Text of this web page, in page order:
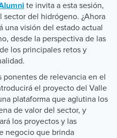
te invita a esta sesión,
del hidrógeno. ¿Ahora
una visión del estado actual
desde la perspectiva de las
los principales retos y
ponentes de relevancia en el
el proyecto del Valle
plataforma que aglutina los
de valor del sector, y
los proyectos y las
negocio que brinda